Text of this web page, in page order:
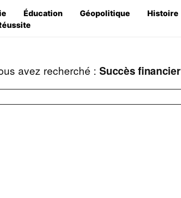
Éducation Géopolitique
Histoire
avez recherché :Succès financier